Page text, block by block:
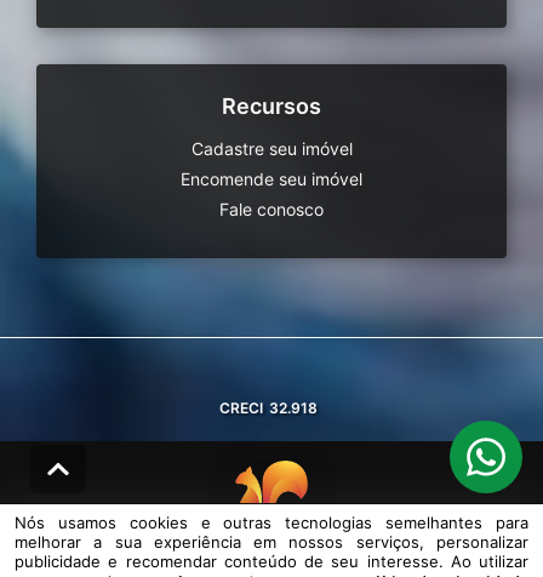
Recursos
Cadastre seu imóvel
Encomende seu imóvel
Fale conosco
CRECI 32.918
© DESENVOLVIDO PELAAGIL.NET
Nós usamos cookies e outras tecnologias semelhantes para
melhorar a sua experiência em nossos serviços, personalizar
publicidade e recomendar conteúdo de seu interesse. Ao utilizar